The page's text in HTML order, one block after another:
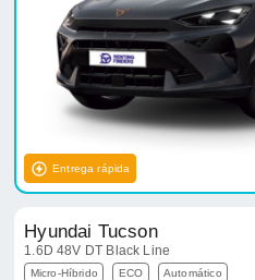
Entrega rápida
Hyundai Tucson
1.6D 48V DT Black Line
Micro-Híbrido ECO Automático